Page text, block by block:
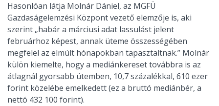
Hasonlóan látja Molnár Dániel, az MGFÜ
Gazdaságelemzési Központ vezető elemzője is, aki
szerint „habár a márciusi adat lassulást jelent
februárhoz képest, annak üteme összességében
megfelel az elmúlt hónapokban tapasztaltnak.” Molnár
külön kiemelte, hogy a mediánkereset továbbra is az
átlagnál gyorsabb ütemben, 10,7 százalékkal, 610 ezer
forint közelébe emelkedett (ez a bruttó mediánbér, a
nettó 432 100 forint).